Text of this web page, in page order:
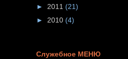
► 2011 (21)
► 2010 (4)
Служебное МЕНЮ